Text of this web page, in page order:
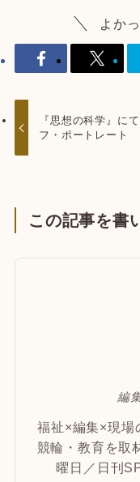
よか
『思想の科学』に
フ・ポートレート
この記事を書
編
福祉×編集×現場
競輪・教育を取
曜日／日刊